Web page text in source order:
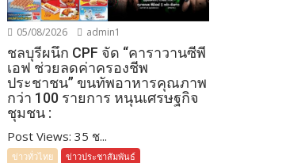
05/08/2026 admin1
ชลบุรีผนึก CPF จัด “คาราวานซีพี
เอฟ ช่วยลดค่าครองชีพ
ประชาชน” ขนทัพอาหารคุณภาพ
กว่า 100 รายการ หนุนเศรษฐกิจ
ชุมชน :
Post Views: 35 ช...
ข่าวทั่วไทย ข่าวประชาสัมพันธ์